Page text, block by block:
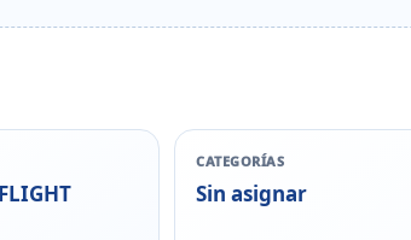
CATEGORÍAS
Sin asignar